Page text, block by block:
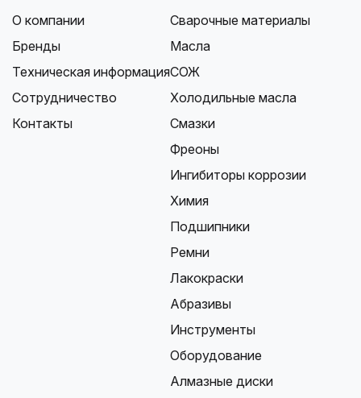
О компании
Бренды
Техническая информация
Сотрудничество
Контакты
Сварочные материалы
Масла
СОЖ
Холодильные масла
Смазки
Фреоны
Ингибиторы коррозии
Химия
Подшипники
Ремни
Лакокраски
Абразивы
Инструменты
Оборудование
Алмазные диски